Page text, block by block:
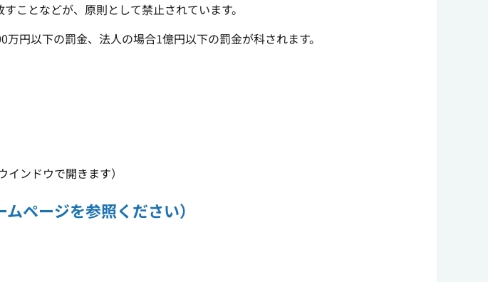
ことなどが、原則として禁止されています。
円以下の罰金、法人の場合1億円以下の罰金が科されます。
インドウで開きます）
ページを参照ください）